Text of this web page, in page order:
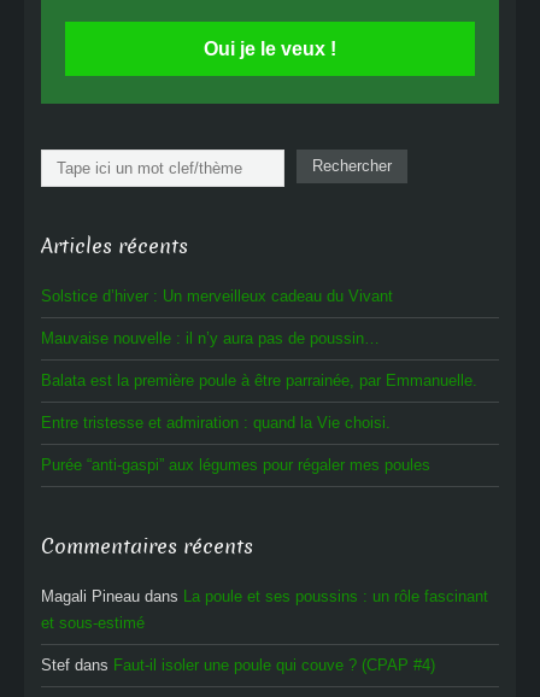
Oui je le veux !
Rechercher Rechercher
Articles récents
Solstice d’hiver : Un merveilleux cadeau du Vivant
Mauvaise nouvelle : il n’y aura pas de poussin…
Balata est la première poule à être parrainée, par Emmanuelle.
Entre tristesse et admiration : quand la Vie choisi.
Purée “anti-gaspi” aux légumes pour régaler mes poules
Commentaires récents
Magali Pineau dans La poule et ses poussins : un rôle fascinant
et sous-estimé
Stef dans Faut-il isoler une poule qui couve ? (CPAP #4)